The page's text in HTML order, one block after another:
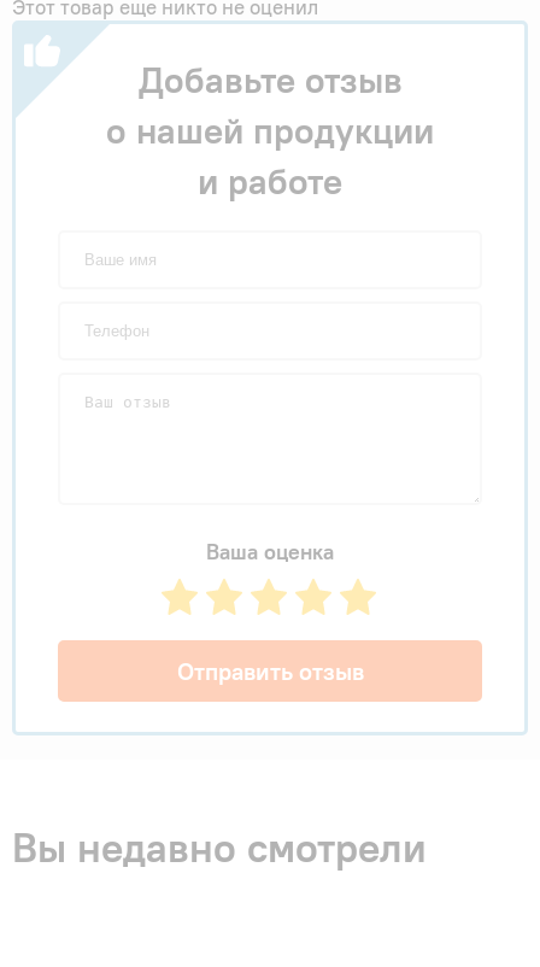
Этот товар еще никто не оценил
Добавьте отзыв
о нашей продукции
и работе
Ваша оценка
Отправить отзыв
Вы недавно смотрели